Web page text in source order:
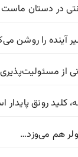
در دستان ماست
آینده را روشن
از
کلید رونق پایدار
هم می‌وزد…